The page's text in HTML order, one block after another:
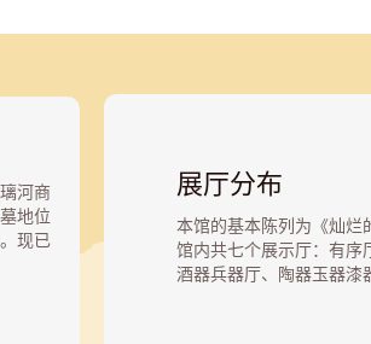
河商
地位
现已
展厅分布
本馆的基本陈列为《灿烂
馆内共七个展示厅：有序
酒器兵器厅、陶器玉器漆